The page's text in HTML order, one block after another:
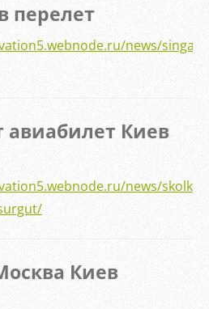
перелет
news/
авиабилет Киев
news/skolko-
Киев